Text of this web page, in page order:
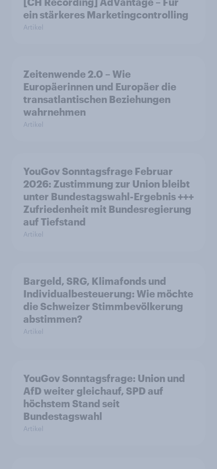
ein stärkeres Marketingcontrolling
Artikel
Zeitenwende 2.0 – Wie
Europäerinnen und Europäer die
transatlantischen Beziehungen
wahrnehmen
Artikel
YouGov Sonntagsfrage Februar
2026: Zustimmung zur Union bleibt
unter Bundestagswahl-Ergebnis +++
Zufriedenheit mit Bundesregierung
auf Tiefstand
Artikel
Bargeld, SRG, Klimafonds und
Individualbesteuerung: Wie möchte
die Schweizer Stimmbevölkerung
abstimmen?
Artikel
YouGov Sonntagsfrage: Union und
AfD weiter gleichauf, SPD auf
höchstem Stand seit
Bundestagswahl
Artikel